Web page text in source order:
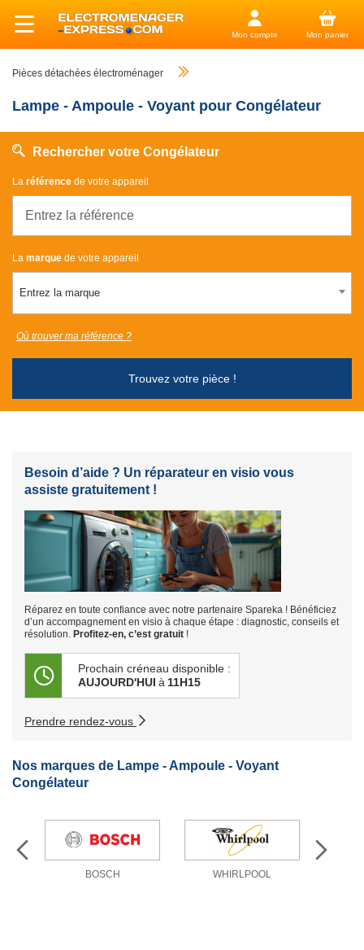
Mon compte Mon panier
Pièces détachées électroménager
Lampe - Ampoule - Voyant pour Congélateur
Rechercher votre Congélateur
La référence de votre appareil
La marque de votre appareil
Entrez la marque
Trouvez votre pièce !
Où trouver ma référence ?
Besoin d’aide ? Un réparateur en visio vous
assiste gratuitement !
Réparez en toute confiance avec notre partenaire Spareka ! Bénéficiez
d’un accompagnement en visio à chaque étape : diagnostic, conseils et
résolution. Profitez-en, c’est gratuit !
Prochain créneau disponible :
AUJOURD'HUI à 11H15
Prendre rendez-vous
Nos marques de Lampe - Ampoule - Voyant
Congélateur
BOSCH WHIRLPOOL